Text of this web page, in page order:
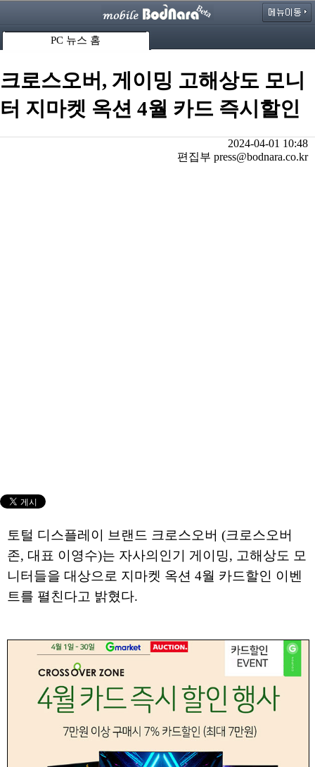
PC 뉴스 홈
크로스오버, 게이밍 고해상도 모니
터 지마켓 옥션 4월 카드 즉시할인
2024-04-01 10:48
편집부 press@bodnara.co.kr
토털 디스플레이 브랜드 크로스오버 (크로스오버
존, 대표 이영수)는 자사의인기 게이밍, 고해상도 모
니터들을 대상으로 지마켓 옥션 4월 카드할인 이벤
트를 펼친다고 밝혔다.